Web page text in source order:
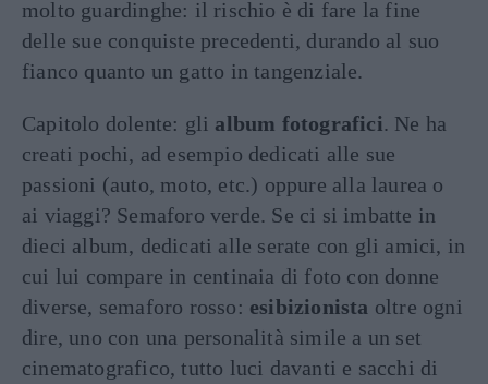
molto guardinghe: il rischio è di fare la fine
delle sue conquiste precedenti, durando al suo
fianco quanto un gatto in tangenziale.
Capitolo dolente: gli album fotografici. Ne ha
creati pochi, ad esempio dedicati alle sue
passioni (auto, moto, etc.) oppure alla laurea o
ai viaggi? Semaforo verde. Se ci si imbatte in
dieci album, dedicati alle serate con gli amici, in
cui lui compare in centinaia di foto con donne
diverse, semaforo rosso: esibizionista oltre ogni
dire, uno con una personalità simile a un set
cinematografico, tutto luci davanti e sacchi di